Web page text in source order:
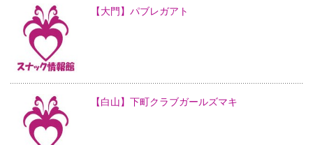
【大門】パブレガアト
【白山】下町クラブガールズマキ